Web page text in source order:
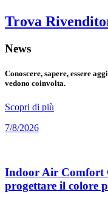
Trova
News
Conoscere, sapere, essere
vedono coinvolta.
Scopri di più
7/8/2026
Indoor Air Comfort
progettare il colore